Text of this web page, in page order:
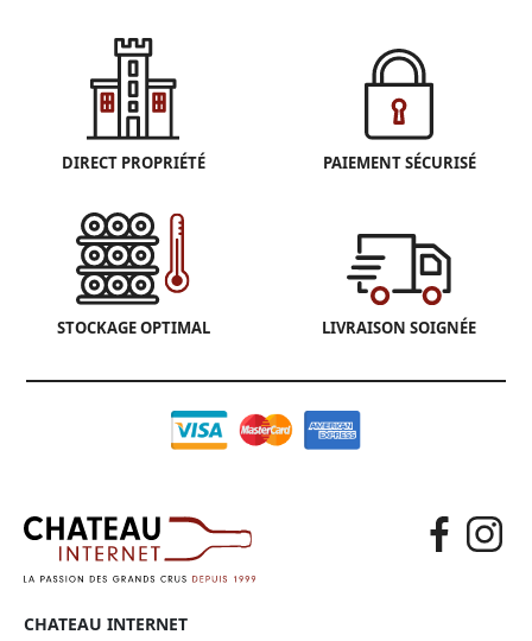
DIRECT PROPRIÉTÉ PAIEMENT SÉCURISÉ
STOCKAGE OPTIMAL LIVRAISON SOIGNÉE
CHATEAU INTERNET